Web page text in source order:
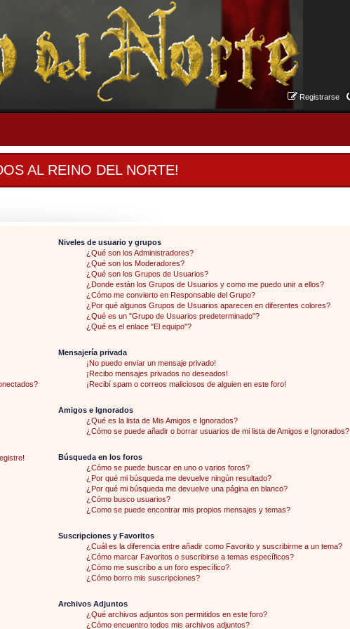
Registrarse
AL REINO DEL NORTE!
Niveles de usuario y grupos
¿Qué son los Administradores?
¿Qué son los Moderadores?
¿Qué son los Grupos de Usuarios?
¿Donde están los Grupos de Usuarios y como me puedo unir a ellos?
¿Cómo me convierto en Responsable del Grupo?
¿Por qué algunos Grupos de Usuarios aparecen en diferentes colores?
¿Qué es un "Grupo de Usuarios predeterminado"?
¿Qué es el enlace "El equipo"?
Mensajería privada
¡No puedo enviar un mensaje privado!
¡Recibo mensajes privados no deseados!
¡Recibí spam o correos maliciosos de alguien en este foro!
Amigos e Ignorados
¿Qué es la lista de Mis Amigos e Ignorados?
¿Cómo se puede añadir o borrar usuarios de mi lista de Amigos e Ignorados?
Búsqueda en los foros
¿Cómo se puede buscar en uno o varios foros?
¿Por qué mi búsqueda me devuelve ningún resultado?
¿Por qué mi búsqueda me devuelve una página en blanco?
¿Cómo busco usuarios?
¿Como se puede encontrar mis propios mensajes y temas?
Suscripciones y Favoritos
¿Cuál es la diferencia entre añadir como Favorito y suscribirme a un tema?
¿Cómo marcar Favoritos o suscribirse a temas específicos?
¿Cómo me suscribo a un foro específico?
¿Cómo borro mis suscripciones?
Archivos Adjuntos
¿Qué archivos adjuntos son permitidos en este foro?
¿Cómo encuentro todos mis archivos adjuntos?